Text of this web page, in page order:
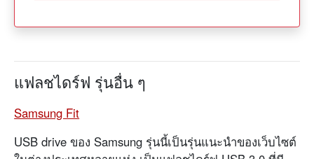
แฟลชไดร์ฟ รุ่นอื่น ๆ
Samsung Fit
USB drive ของ Samsung รุ่นนี้เป็นรุ่นแนะนำของเว็บไซต์